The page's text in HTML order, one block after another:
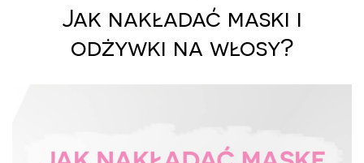
Jak nakładać maski i
odżywki na włosy?